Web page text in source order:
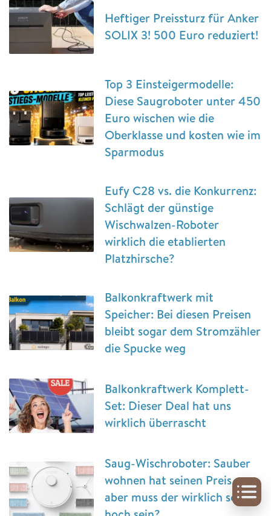
Heftiger Preissturz für Anker
SOLIX 3! 500 Euro reduziert!
Top 3 Einsteigermodelle:
Diese Saugroboter unter 450
Euro wischen wie die
Oberklasse und kosten wie im
Sparmodus
Eufy C28 vs. die Konkurrenz:
Schlägt der günstige
Wischwalzen-Roboter
wirklich die etablierten
Platzhirsche?
Balkonkraftwerk mit
Speicher: Bei diesen Preisen
bleibt sogar dem Stromzähler
die Spucke weg
Balkonkraftwerk Komplett-
Set: Dieser Deal hat uns
wirklich überrascht
Saug-Wischroboter: Sauber
wohnen hat seinen Preis –
aber muss der wirklich so